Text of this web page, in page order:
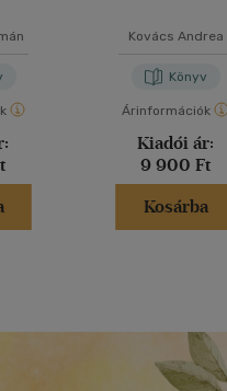
Kovács Andrea
Könyv
Árinformációk
Kiadói ár:
9 900 Ft
Kosárba